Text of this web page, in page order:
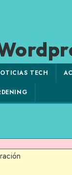
TECH